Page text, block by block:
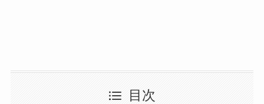
目次